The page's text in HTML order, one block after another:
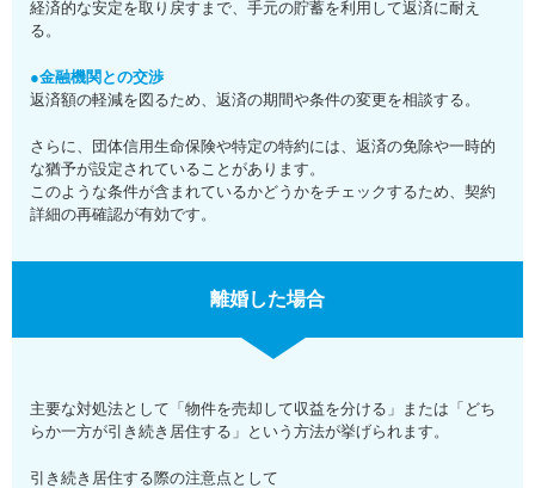
経済的な安定を取り戻すまで、手元の貯蓄を利用して返済に耐え
る。
●金融機関との交渉
返済額の軽減を図るため、返済の期間や条件の変更を相談する。
さらに、団体信用生命保険や特定の特約には、返済の免除や一時的
な猶予が設定されていることがあります。
このような条件が含まれているかどうかをチェックするため、契約
詳細の再確認が有効です。
離婚した場合
主要な対処法として「物件を売却して収益を分ける」または「どち
らか一方が引き続き居住する」という方法が挙げられます。
引き続き居住する際の注意点として